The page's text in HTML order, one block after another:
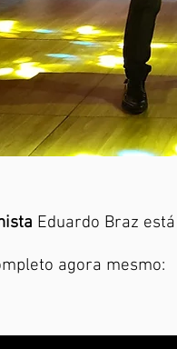
Eduardo Braz
agora mesmo: